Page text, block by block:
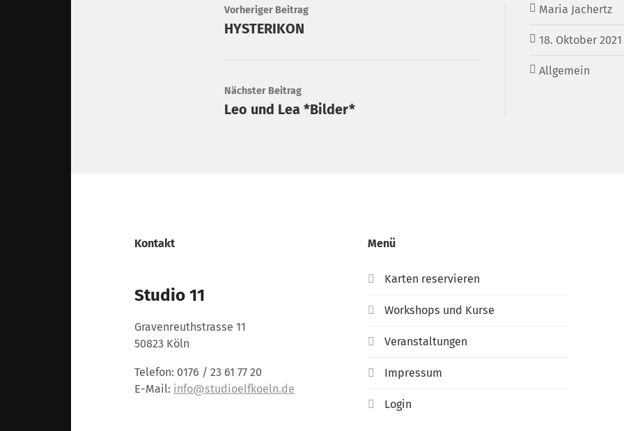
Maria Jachertz
18. Oktober 2021
Allgemein
Vorheriger Beitrag
HYSTERIKON
Nächster Beitrag
Leo und Lea *Bilder*
Kontakt
Studio 11
Gravenreuthstrasse 11
50823 Köln
Telefon: 0176 / 23 61 77 20
E-Mail: info@studioelfkoeln.de
Menü
Karten reservieren
Workshops und Kurse
Veranstaltungen
Impressum
Login